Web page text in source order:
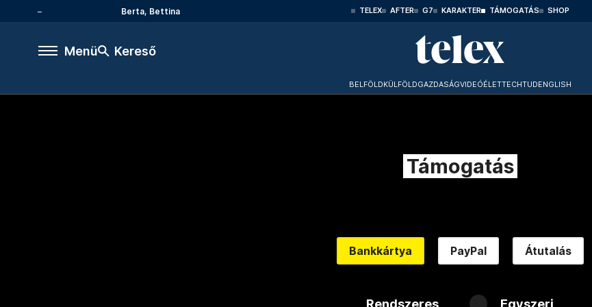
Berta, Bettina TELEX AFTER G7 KARAKTER TÁMOGATÁS SHOP
Menü Kereső
BELFÖLDKÜLFÖLDGAZDASÁGVIDEÓÉLETTECHTUDENGLISH
Támogatás
Bankkártya PayPal Átutalás
Rendszeres Egyszeri